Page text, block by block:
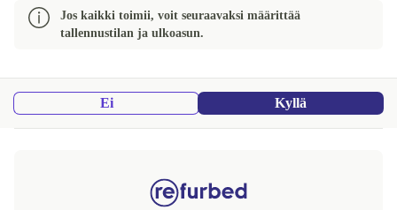
Jos kaikki toimii, voit seuraavaksi määrittää
tallennustilan ja ulkoasun.
Ei Kyllä